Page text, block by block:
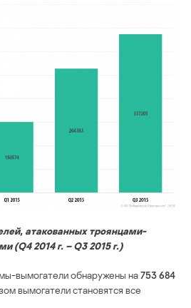
атакованных троянцами-
(Q4 2014 г. – Q3 2015 г.)
вымогатели обнаружены на753 684
вымогатели становятся все